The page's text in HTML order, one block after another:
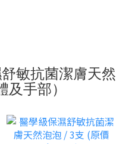
敏抗菌潔膚天然
手部）